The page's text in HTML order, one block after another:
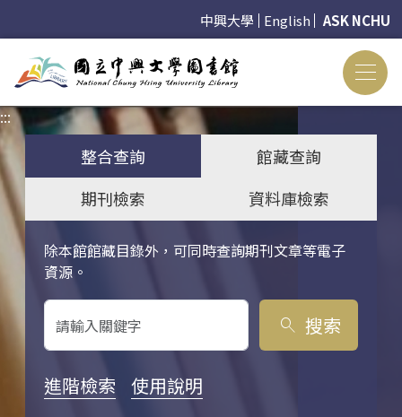
中興大學 English ASK NCHU
:::
整合查詢
館藏查詢
期刊檢索
資料庫檢索
除本館館藏目錄外，可同時查詢期刊文章等電子
資源。
關鍵字搜尋
search 搜索
進階檢索 使用說明